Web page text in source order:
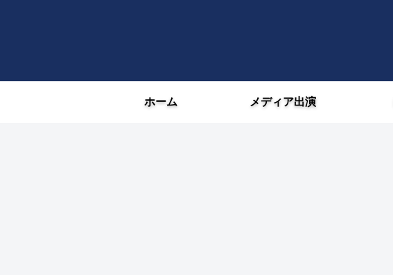
ホーム メディア出演